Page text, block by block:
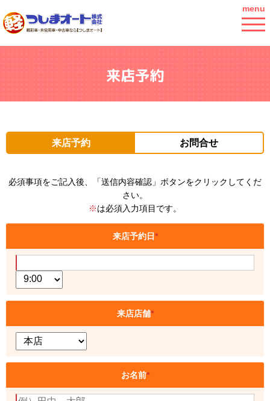
menu
来店予約
来店予約 お問合せ
必須事項をご記入後、「送信内容確認」ボタンをクリックしてくだ
さい。
※は必須入力項目です。
来店予約日*
来店店舗*
お名前*